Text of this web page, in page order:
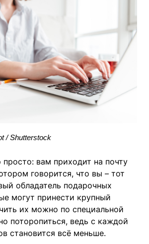
/ Shutterstock
просто: вам приходит на почту
говорится, что вы – тот
обладатель подарочных
могут принести крупный
их можно по специальной
поторопиться, ведь с каждой
становится всё меньше.